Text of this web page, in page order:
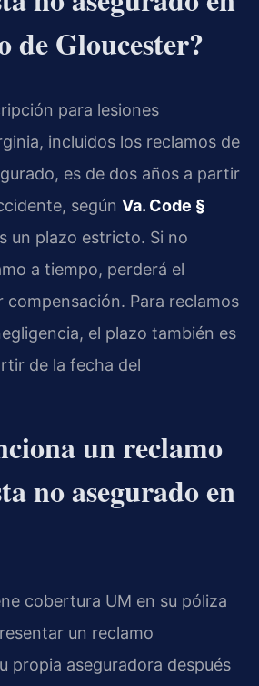
de Gloucester?
para lesiones
incluidos los reclamos de
es de dos años a partir
según Va. Code §
un plazo estricto. Si no
a tiempo, perderá el
compensación. Para reclamos
el plazo también es
de la fecha del
un reclamo
no asegurado en
cobertura UM en su póliza
un reclamo
propia aseguradora después